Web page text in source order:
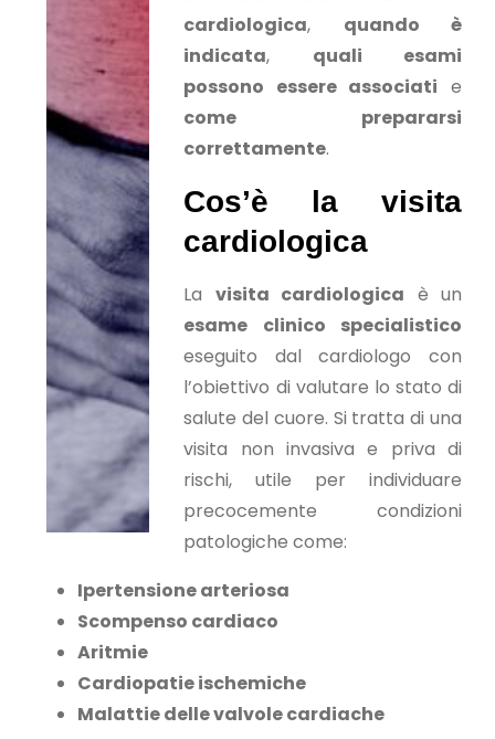
cardiologica, quando è
indicata, quali esami
possono essere associati e
come prepararsi
correttamente.
Cos’è la visita
cardiologica
La visita cardiologica è un
esame clinico specialistico
eseguito dal cardiologo con
l’obiettivo di valutare lo stato di
salute del cuore. Si tratta di una
visita non invasiva e priva di
rischi, utile per individuare
precocemente condizioni
patologiche come:
Ipertensione arteriosa
Scompenso cardiaco
Aritmie
Cardiopatie ischemiche
Malattie delle valvole cardiache